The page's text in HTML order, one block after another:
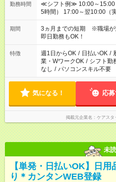
勤務時間
≪シフト例≫ 10:00～15:00
5時間） 17:00～翌10:00（実働15時間
働く時間は調整できます！
期間
3ヵ月までの短期 ※職場が
即日勤務もOK！
特徴 週1日からOK / 日払いOK /
業・WワークOK / シフト勤
なし / パソコンスキル不要
気になる！ 応
掲載元企業名 ケアスタ
未読
【単発・日払いOK】日
り＊カンタンWEB登録